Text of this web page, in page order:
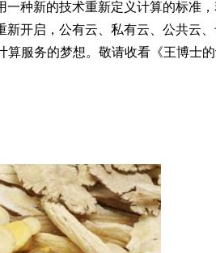
种新的技术重新定义计算的标准，
开启，公有云、私有云、公共云
服务的梦想。敬请收看《王博士的